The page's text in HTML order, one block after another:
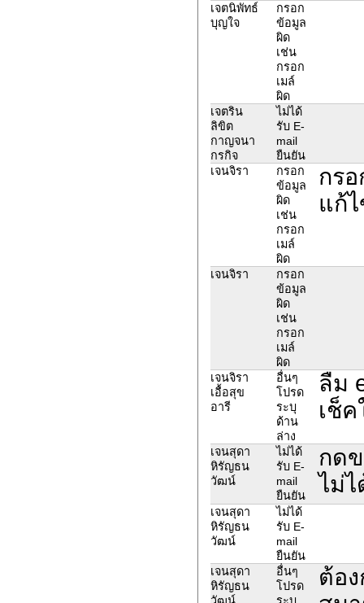
เจตนิพัทธ์
บุญใจ
กรอก
ข้อมูล
ผิด
เช่น
กรอก
เมล์
ผิด
เจตริน
ลิขิต
กาญจนา
กรกิจ
ไม่ได้
รับ E-
mail
ยืนยัน
เจนจิรา
กรอก
ข้อมูล
ผิด
เช่น
กรอก
เมล์
ผิด
กร
แก้
เจนจิรา
กรอก
ข้อมูล
ผิด
เช่น
กรอก
เมล์
ผิด
เจนจิรา
เอื้อสุข
อารี
อื่นๆ
โปรด
ระบุ
ด้าน
ล่าง
ลืม
เช็
เจนสุดา
หิรัญธน
วัฒน์
ไม่ได้
รับ E-
mail
ยืนยัน
กด
ไม่
เจนสุดา
หิรัญธน
วัฒน์
ไม่ได้
รับ E-
mail
ยืนยัน
เจนสุดา
หิรัญธน
วัฒน์
อื่นๆ
โปรด
ระบุ
ต้อ